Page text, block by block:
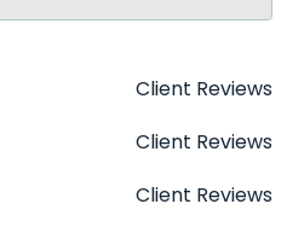
Client Reviews
Client Reviews
Client Reviews